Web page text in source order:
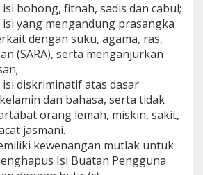
bohong, fitnah, sadis dan cabul;
yang mengandung prasangka
dengan suku, agama, ras,
(SARA), serta menganjurkan
diskriminatif atas dasar
dan bahasa, serta tidak
orang lemah, miskin, sakit,
jasmani.
kewenangan mutlak untuk
Isi Buatan Pengguna